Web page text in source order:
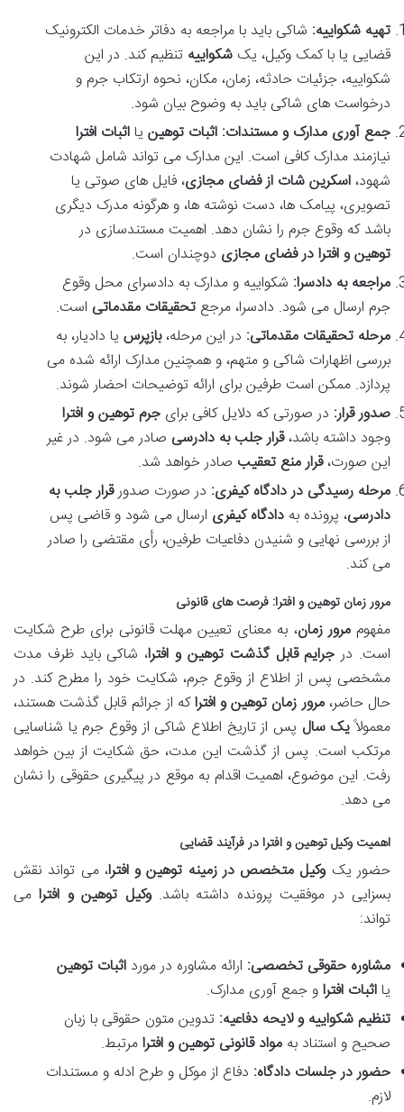
تهیه شکواییه: شاکی باید با مراجعه به دفاتر خدمات الکترونیک
قضایی یا با کمک وکیل، یک شکواییه تنظیم کند. در این
شکواییه، جزئیات حادثه، زمان، مکان، نحوه ارتکاب جرم و
درخواست های شاکی باید به وضوح بیان شود.
جمع آوری مدارک و مستندات: اثبات توهین یااثبات افترا
نیازمند مدارک کافی است. این مدارک می تواند شامل شهادت
شهود، اسکرین شات از فضای مجازی، فایل های صوتی یا
تصویری، پیامک ها، دست نوشته ها، و هرگونه مدرک دیگری
باشد که وقوع جرم را نشان دهد. اهمیت مستندسازی در
توهین و افترا در فضای مجازی دوچندان است.
مراجعه به دادسرا: شکواییه و مدارک به دادسرای محل وقوع
جرم ارسال می شود. دادسرا، مرجع تحقیقات مقدماتی است.
مرحله تحقیقات مقدماتی: در این مرحله،بازپرس یا دادیار، به
بررسی اظهارات شاکی و متهم، و همچنین مدارک ارائه شده می
پردازد. ممکن است طرفین برای ارائه توضیحات احضار شوند.
صدور قرار: در صورتی که دلایل کافی برای جرم توهین و افترا
وجود داشته باشد،قرار جلب به دادرسی صادر می شود. در غیر
این صورت،قرار منع تعقیب صادر خواهد شد.
مرحله رسیدگی در دادگاه کیفری: در صورت صدورقرار جلب به
دادرسی، پرونده به دادگاه کیفری ارسال می شود و قاضی پس
از بررسی نهایی و شنیدن دفاعیات طرفین، رأی مقتضی را صادر
می کند.
مرور زمان توهین و افترا: فرصت های قانونی
مفهوممرور زمان، به معنای تعیین مهلت قانونی برای طرح شکایت
است. در جرایم قابل گذشت توهین و افترا، شاکی باید ظرف مدت
مشخصی پس از اطلاع از وقوع جرم، شکایت خود را مطرح کند. در
حال حاضر،مرور زمان توهین و افتراکه از جرائم قابل گذشت هستند،
معمولاًیک سال پس از تاریخ اطلاع شاکی از وقوع جرم یا شناسایی
مرتکب است. پس از گذشت این مدت، حق شکایت از بین خواهد
رفت. این موضوع، اهمیت اقدام به موقع در پیگیری حقوقی را نشان
می دهد.
اهمیت وکیل توهین و افترادر فرآیند قضایی
حضور یکوکیل متخصص در زمینه توهین و افترا، می تواند نقش
بسزایی در موفقیت پرونده داشته باشد.وکیل توهین و افترامی
تواند:
مشاوره حقوقی تخصصی: ارائه مشاوره در مورد اثبات توهین
یااثبات افتراو جمع آوری مدارک.
تنظیم شکواییه و لایحه دفاعیه: تدوین متون حقوقی با زبان
صحیح و استناد به مواد قانونی توهین و افترامرتبط.
حضور در جلسات دادگاه: دفاع از موکل و طرح ادله و مستندات
لازم.